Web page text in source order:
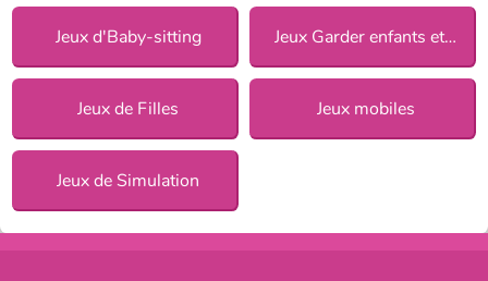
Jeux d'Baby-sitting Jeux Garder enfants et animaux
Jeux de Filles Jeux mobiles
Jeux de Simulation